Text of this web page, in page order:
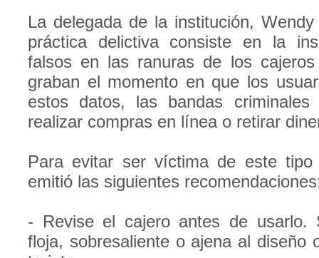
La delegada de la institución,
práctica delictiva consiste en la
falsos en las ranuras de los
graban el momento en que los
estos datos, las bandas criminales
realizar compras en línea o retirar
Para evitar ser víctima de este
emitió las siguientes
- Revise el cajero antes de usarlo.
floja, sobresaliente o ajena al diseño